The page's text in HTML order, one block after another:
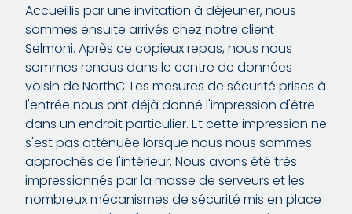
Accueillis par une invitation à déjeuner, nous
sommes ensuite arrivés chez notre client
Selmoni. Après ce copieux repas, nous nous
sommes rendus dans le centre de données
voisin de NorthC. Les mesures de sécurité prises à
l'entrée nous ont déjà donné l'impression d'être
dans un endroit particulier. Et cette impression ne
s'est pas atténuée lorsque nous nous sommes
approchés de l'intérieur. Nous avons été très
impressionnés par la masse de serveurs et les
nombreux mécanismes de sécurité mis en place